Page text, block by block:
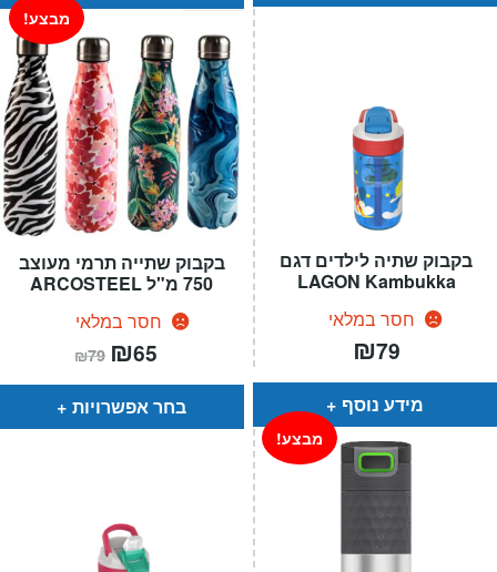
בקבוק שתייה תרמי מעוצב
750 מ"ל ARCOSTEEL
חסר במלאי
מבצע!
₪79 המחיר
המקורי
היה:
₪79.
₪65
הוא:
בחר אפשרויות
בקבוק שתיה לילדים דגם
LAGON Kambukka
חסר במלאי
₪79
מידע נוסף
מבצע!